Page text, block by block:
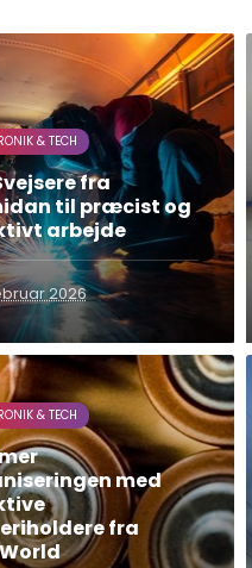
& TECH
fra
til præcist og
arbejde
2026
& TECH
med
fra